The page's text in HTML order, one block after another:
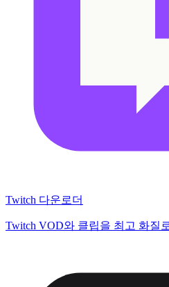
Twitch 다운로더
Twitch VOD와 클립을 최고 화질